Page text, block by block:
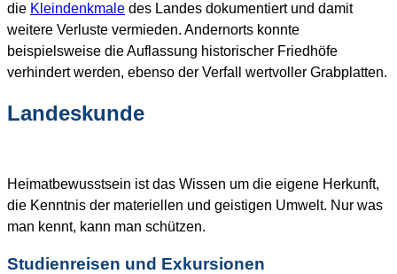
die Kleindenkmale des Landes dokumentiert und damit
weitere Verluste vermieden. Andernorts konnte
beispielsweise die Auflassung historischer Friedhöfe
verhindert werden, ebenso der Verfall wertvoller Grabplatten.
Landeskunde
Heimatbewusstsein ist das Wissen um die eigene Herkunft,
die Kenntnis der materiellen und geistigen Umwelt. Nur was
man kennt, kann man schützen.
Studienreisen und Exkursionen